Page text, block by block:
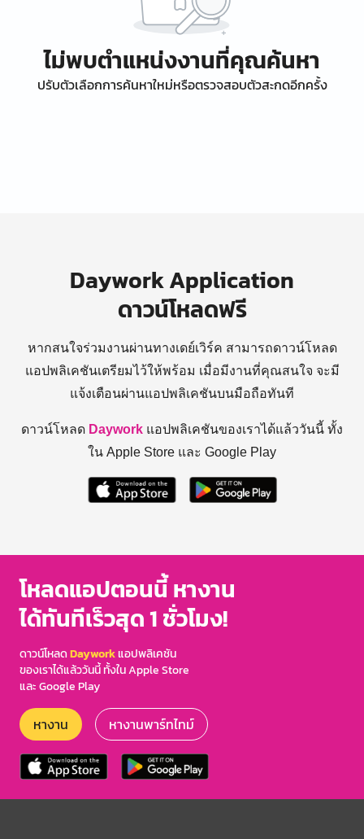
ไม่พบตำแหน่งงานที่คุณค้นหา
ปรับตัวเลือกการค้นหาใหม่หรือตรวจสอบตัวสะกดอีกครั้ง
Daywork Application
ดาวน์โหลดฟรี
หากสนใจร่วมงานผ่านทางเดย์เวิร์ค สามารถดาวน์โหลด
แอปพลิเคชันเตรียมไว้ให้พร้อม เมื่อมีงานที่คุณสนใจ จะมี
แจ้งเตือนผ่านแอปพลิเคชันบนมือถือทันที
ดาวน์โหลด Daywork แอปพลิเคชันของเราได้แล้ววันนี้ ทั้ง
ใน Apple Store และ Google Play
โหลดแอปตอนนี้ หางาน
ได้ทันทีเร็วสุด 1 ชั่วโมง!
ดาวน์โหลดDayworkแอปพลิเคชัน
ของเราได้แล้ววันนี้ ทั้งใน Apple Store
และ Google Play
หางาน หางานพาร์ทไทม์